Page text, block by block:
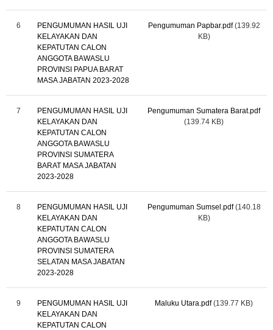
6
PENGUMUMAN HASIL UJI
KELAYAKAN DAN
KEPATUTAN CALON
ANGGOTA BAWASLU
PROVINSI PAPUA BARAT
MASA JABATAN 2023-2028
Pengumuman Papbar.pdf (139.92
KB)
7
PENGUMUMAN HASIL UJI
KELAYAKAN DAN
KEPATUTAN CALON
ANGGOTA BAWASLU
PROVINSI SUMATERA
BARAT MASA JABATAN
2023-2028
Pengumuman Sumatera Barat.pdf
(139.74 KB)
8
PENGUMUMAN HASIL UJI
KELAYAKAN DAN
KEPATUTAN CALON
ANGGOTA BAWASLU
PROVINSI SUMATERA
SELATAN MASA JABATAN
2023-2028
Pengumuman Sumsel.pdf (140.18
KB)
9
PENGUMUMAN HASIL UJI
KELAYAKAN DAN
KEPATUTAN CALON
Maluku Utara.pdf (139.77 KB)